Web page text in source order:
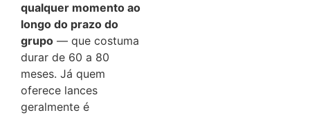
qualquer momento ao
longo do prazo do
grupo — que costuma
durar de 60 a 80
meses. Já quem
oferece lances
geralmente é